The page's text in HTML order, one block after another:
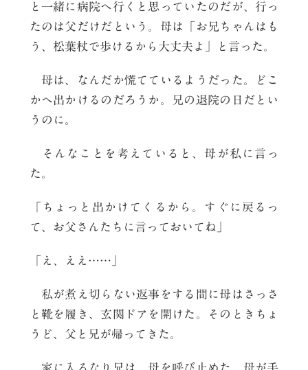
と一緒に病院へ行くと思っていたのだが、行っ
たのは父だけだという。母は「お兄ちゃんはも
う、松葉杖で歩けるから大丈夫よ」と言った。
母は、なんだか慌てているようだった。どこ
かへ出かけるのだろうか。兄の退院の日だとい
うのに。
そんなことを考えていると、母が私に言っ
た。
「ちょっと出かけてくるから。すぐに戻るっ
て、お父さんたちに言っておいてね」
「え、ええ……」
私が煮え切らない返事をする間に母はさっさ
と靴を履き、玄関ドアを開けた。そのときちょ
うど、父と兄が帰ってきた。
家に入るなり兄は、母を呼び止めた。母が手